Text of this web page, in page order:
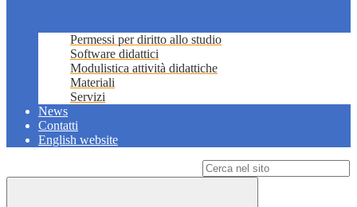
Permessi per diritto allo studio
Software didattici
Modulistica attività didattiche
Materiali
Servizi
News
Contatti
English website